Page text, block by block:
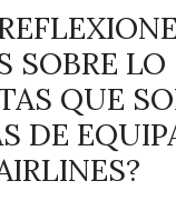
SOBRE LO
QUE
DE